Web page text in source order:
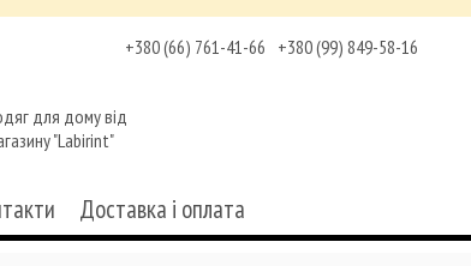
+380 (66) 761-41-66 +380 (99) 849-58-16
для дому від
"Labirint"
Доставка і оплата